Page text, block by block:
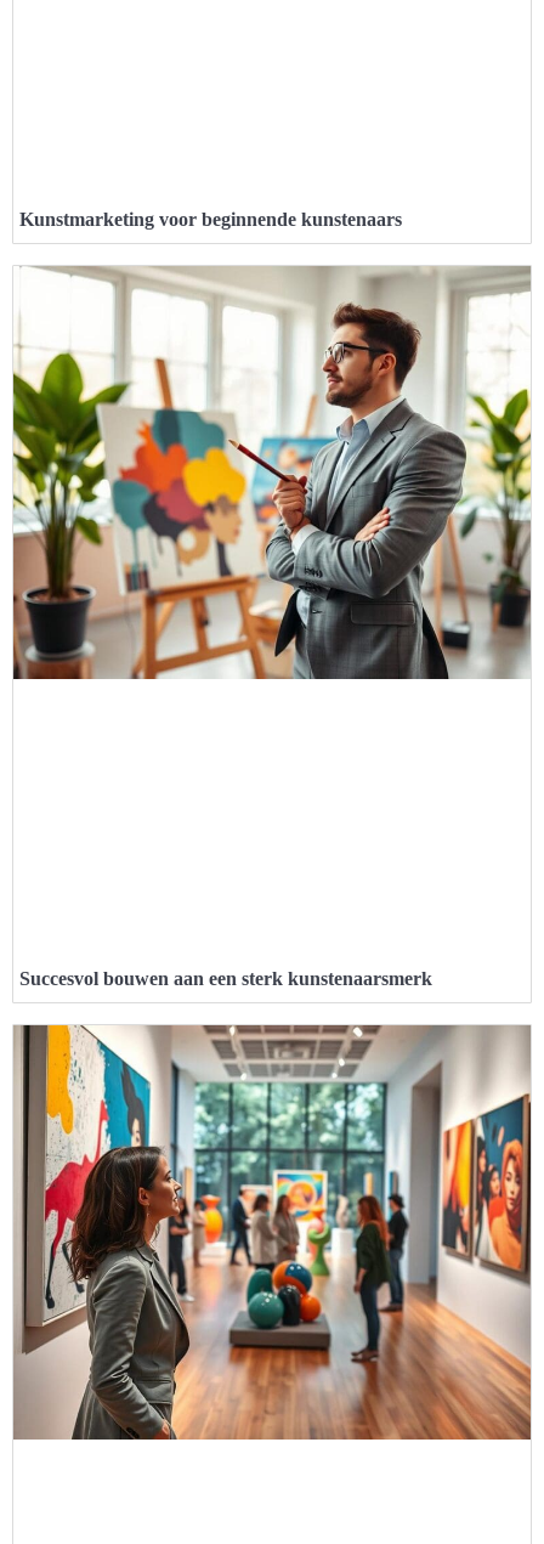
Kunstmarketing voor beginnende kunstenaars
Succesvol bouwen aan een sterk kunstenaarsmerk